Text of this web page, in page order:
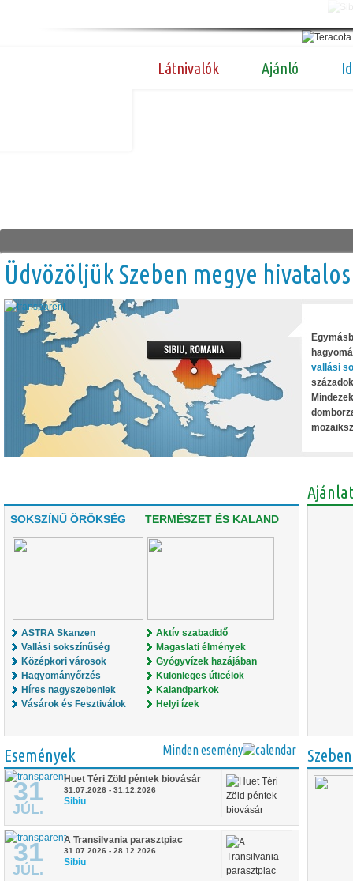
Látnivalók Ajánló
Üdvözöljük Szeben megye
vallási
SOKSZÍNŰ ÖRÖKSÉG TERMÉSZET ÉS KALAND
ASTRA Skanzen
Vallási sokszínűség
Középkori városok
Hagyományőrzés
Híres nagyszebeniek
Vásárok és Fesztiválok
Aktív szabadidő
Magaslati élmények
Gyógyvízek hazájában
Különleges úticélok
Kalandparkok
Helyi ízek
Minden esemény
Események
31
JÚL.
Huet Téri Zöld péntek biovásár
31.07.2026 - 31.12.2026
Sibiu
31
JÚL.
A Transilvania parasztpiac
31.07.2026 - 28.12.2026
Sibiu